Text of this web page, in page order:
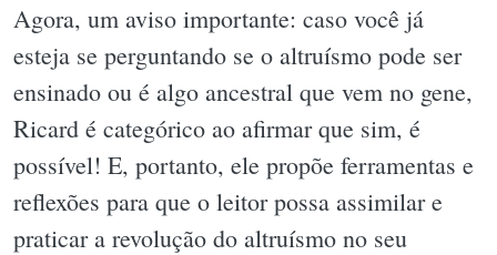
Agora, um aviso importante: caso você já
esteja se perguntando se o altruísmo pode ser
ensinado ou é algo ancestral que vem no gene,
Ricard é categórico ao afirmar que sim, é
possível! E, portanto, ele propõe ferramentas e
reflexões para que o leitor possa assimilar e
praticar a revolução do altruísmo no seu